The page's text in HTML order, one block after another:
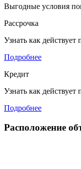
Выгодные условия
Рассрочка
Узнать как действует
Подробнее
Кредит
Узнать как действует
Подробнее
Расположение